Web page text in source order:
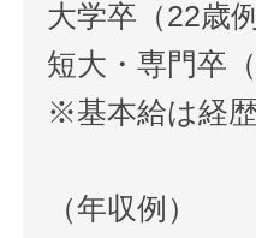
大学卒（22歳
短大・専門卒
※基本給は経
（年収例）